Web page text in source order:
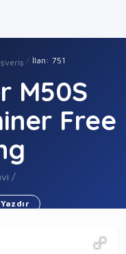
İlan: 751
M50S
Free
/
Yazdır